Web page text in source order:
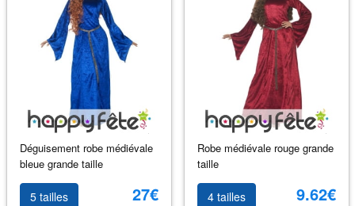
Déguisement robe médiévale
bleue grande taille
5 tailles 27€
Robe médiévale rouge grande
taille
4 tailles 9.62€